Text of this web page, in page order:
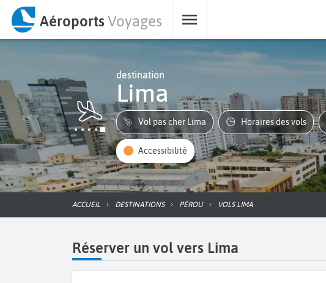
AéroportsVoyages
destination
Lima
Vol pas cher Lima Horaires des vols
Accessibilité
ACCUEIL DESTINATIONS PÉROU VOLS LIMA
Réserver un vol vers Lima